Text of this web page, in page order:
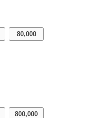
80,000
800,000